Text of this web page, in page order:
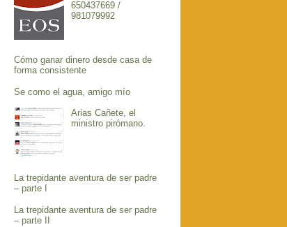
650437669 /
981079992
Cómo ganar dinero desde casa de
forma consistente
Se como el agua, amigo mío
Arias Cañete, el
ministro pirómano.
La trepidante aventura de ser padre
– parte I
La trepidante aventura de ser padre
– parte II